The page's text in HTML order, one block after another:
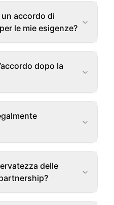
un accordo di
le mie esigenze?
dopo la
delle